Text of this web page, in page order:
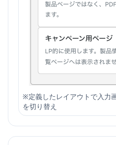
※定義したレイアウトで入力
を切り替え